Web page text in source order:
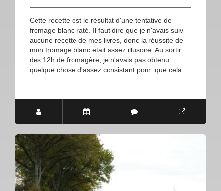
Cette recette est le résultat d'une tentative de
fromage blanc raté. Il faut dire que je n'avais suivi
aucune recette de mes livres, donc la réussite de
mon fromage blanc était assez illusoire. Au sortir
des 12h de fromagère, je n'avais pas obtenu
quelque chose d'assez consistant pour que cela...